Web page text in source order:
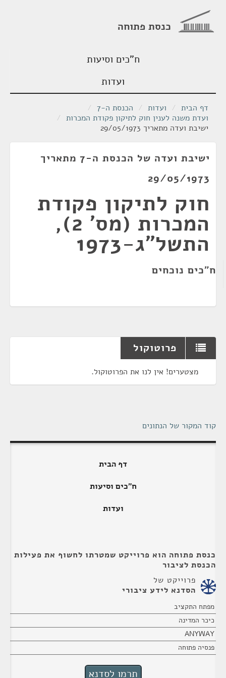
כנסת פתוחה
ח"כים וסיעות
ועדות
דף הבית / ועדות / הכנסת ה-7
/
ועדת משנה לענין חוק לתיקון פקודת המכרות /
ישיבת ועדה מתאריך 29/05/1973
ישיבת ועדה של הכנסת ה-7 מתאריך
29/05/1973
חוק לתיקון פקודת
המכרות (מס' 2),
התשל"ג-1973
ח"כים נוכחים
פרוטוקול
מצטערים! אין לנו את הפרוטוקול.
קוד המקור של הנתונים
דף הבית
ח"כים וסיעות
ועדות
כנסת פתוחה הוא פרוייקט שמטרתו לחשוף את פעילות
הכנסת לציבור
פרוייקט של
הסדנא לידע ציבורי
מפתח התקציב
כיכר המדינה
ANYWAY
פנסיה פתוחה